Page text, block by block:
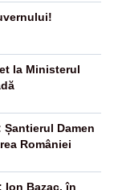
la Ministerul
Damen
României
Ion Bazac, în